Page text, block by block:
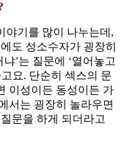
야기를 많이 나누는데,
도 성소수자가 굉장히
’는 질문에 ‘열어놓고
요. 단순히 섹스의 문
이성이든 동성이든 가
서는 굉장히 놀라우면
문을 하게 되더라고